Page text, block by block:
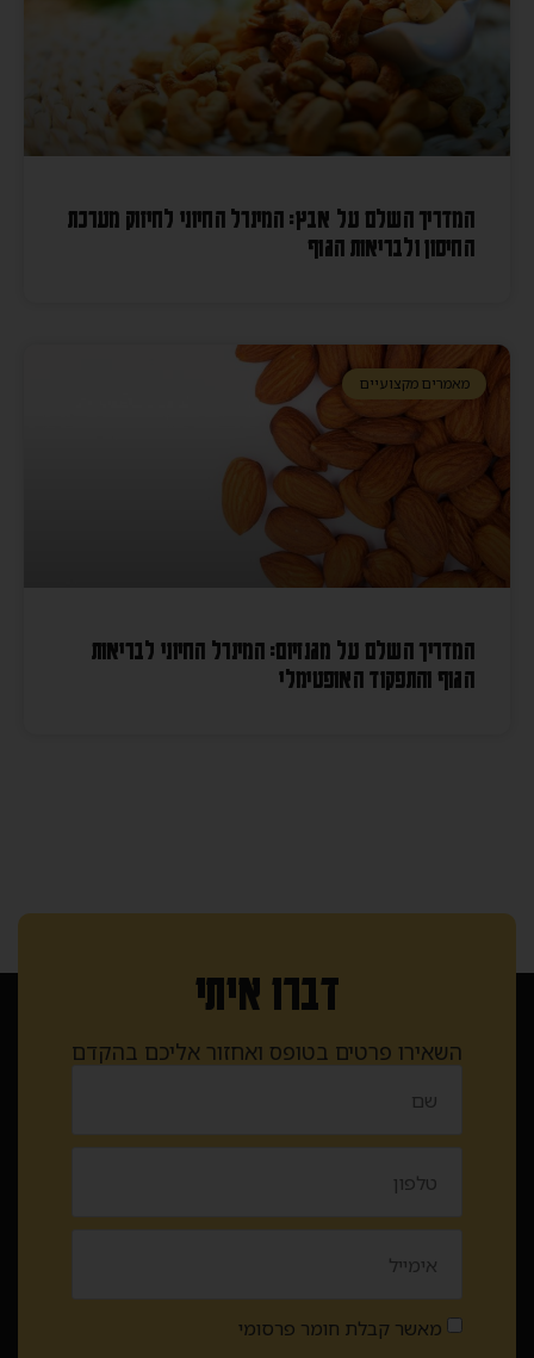
המדריך השלם על אבץ: המינרל החיוני לחיזוק מערכת
החיסון ולבריאות הגוף
מאמרים מקצועיים
המדריך השלם על מגנזיום: המינרל החיוני לבריאות
הגוף והתפקוד האופטימלי
דברו איתי
השאירו פרטים בטופס ואחזור אליכם בהקדם
מאשר קבלת חומר פרסומי